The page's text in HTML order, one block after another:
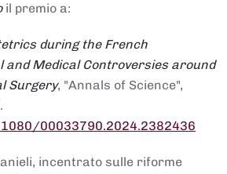
il premio a:
during the French
and Medical Controversies around
Surgery, "Annals of Science",
00033790.2024.2382436
incentrato sulle riforme